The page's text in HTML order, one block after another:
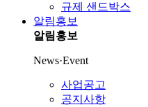
규제 샌드박스
알림홍보
알림홍보
News·Event
사업공고
공지사항